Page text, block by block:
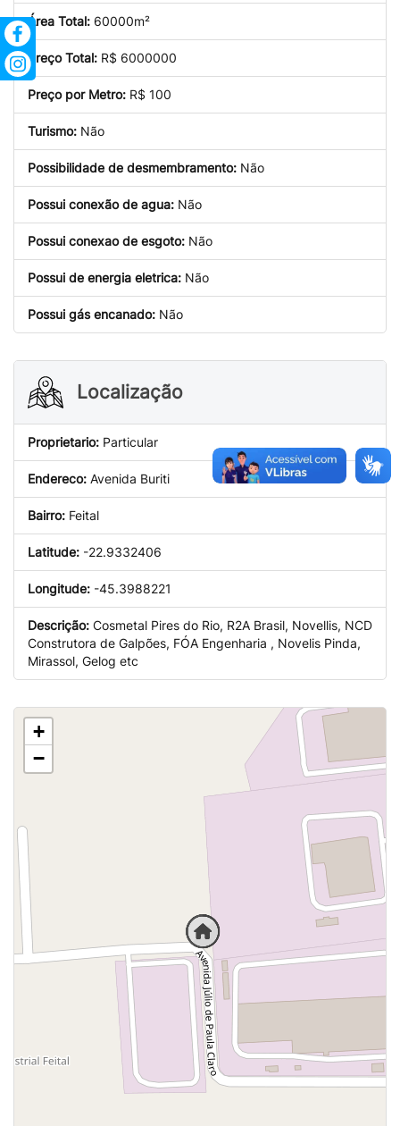
Área Total: 60000m²
Preço Total: R$ 6000000
Preço por Metro: R$ 100
Turismo: Não
Possibilidade de desmembramento: Não
Possui conexão de agua: Não
Possui conexao de esgoto: Não
Possui de energia eletrica: Não
Possui gás encanado: Não
Localização
Proprietario: Particular
Endereco: Avenida Buriti
Bairro: Feital
Latitude: -22.9332406
Longitude: -45.3988221
Descrição: Cosmetal Pires do Rio, R2A Brasil, Novellis, NCD
Construtora de Galpões, FÓA Engenharia , Novelis Pinda,
Mirassol, Gelog etc
+
−